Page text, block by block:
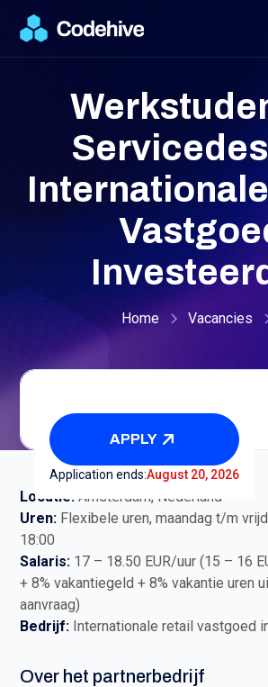
Internationale
Home Vacancies
17-18.50/hour
APPLY
Application ends:August 20, 2026
Locatie: Amsterdam, Nederland
Uren: Flexibele uren, maandag t/m
18:00
Salaris: 17 – 18.50 EUR/uur (15 – 16
+ 8% vakantiegeld + 8% vakantie uren
aanvraag)
Bedrijf: Internationale retail vastgoed
Over het partnerbedrijf